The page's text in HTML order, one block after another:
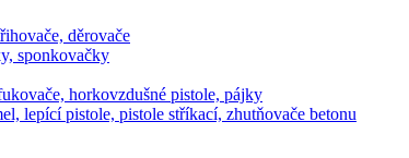
děrovače
sponkovačky
horkovzdušné pistole, pájky
lepící pistole, pistole stříkací, zhutňovače betonu